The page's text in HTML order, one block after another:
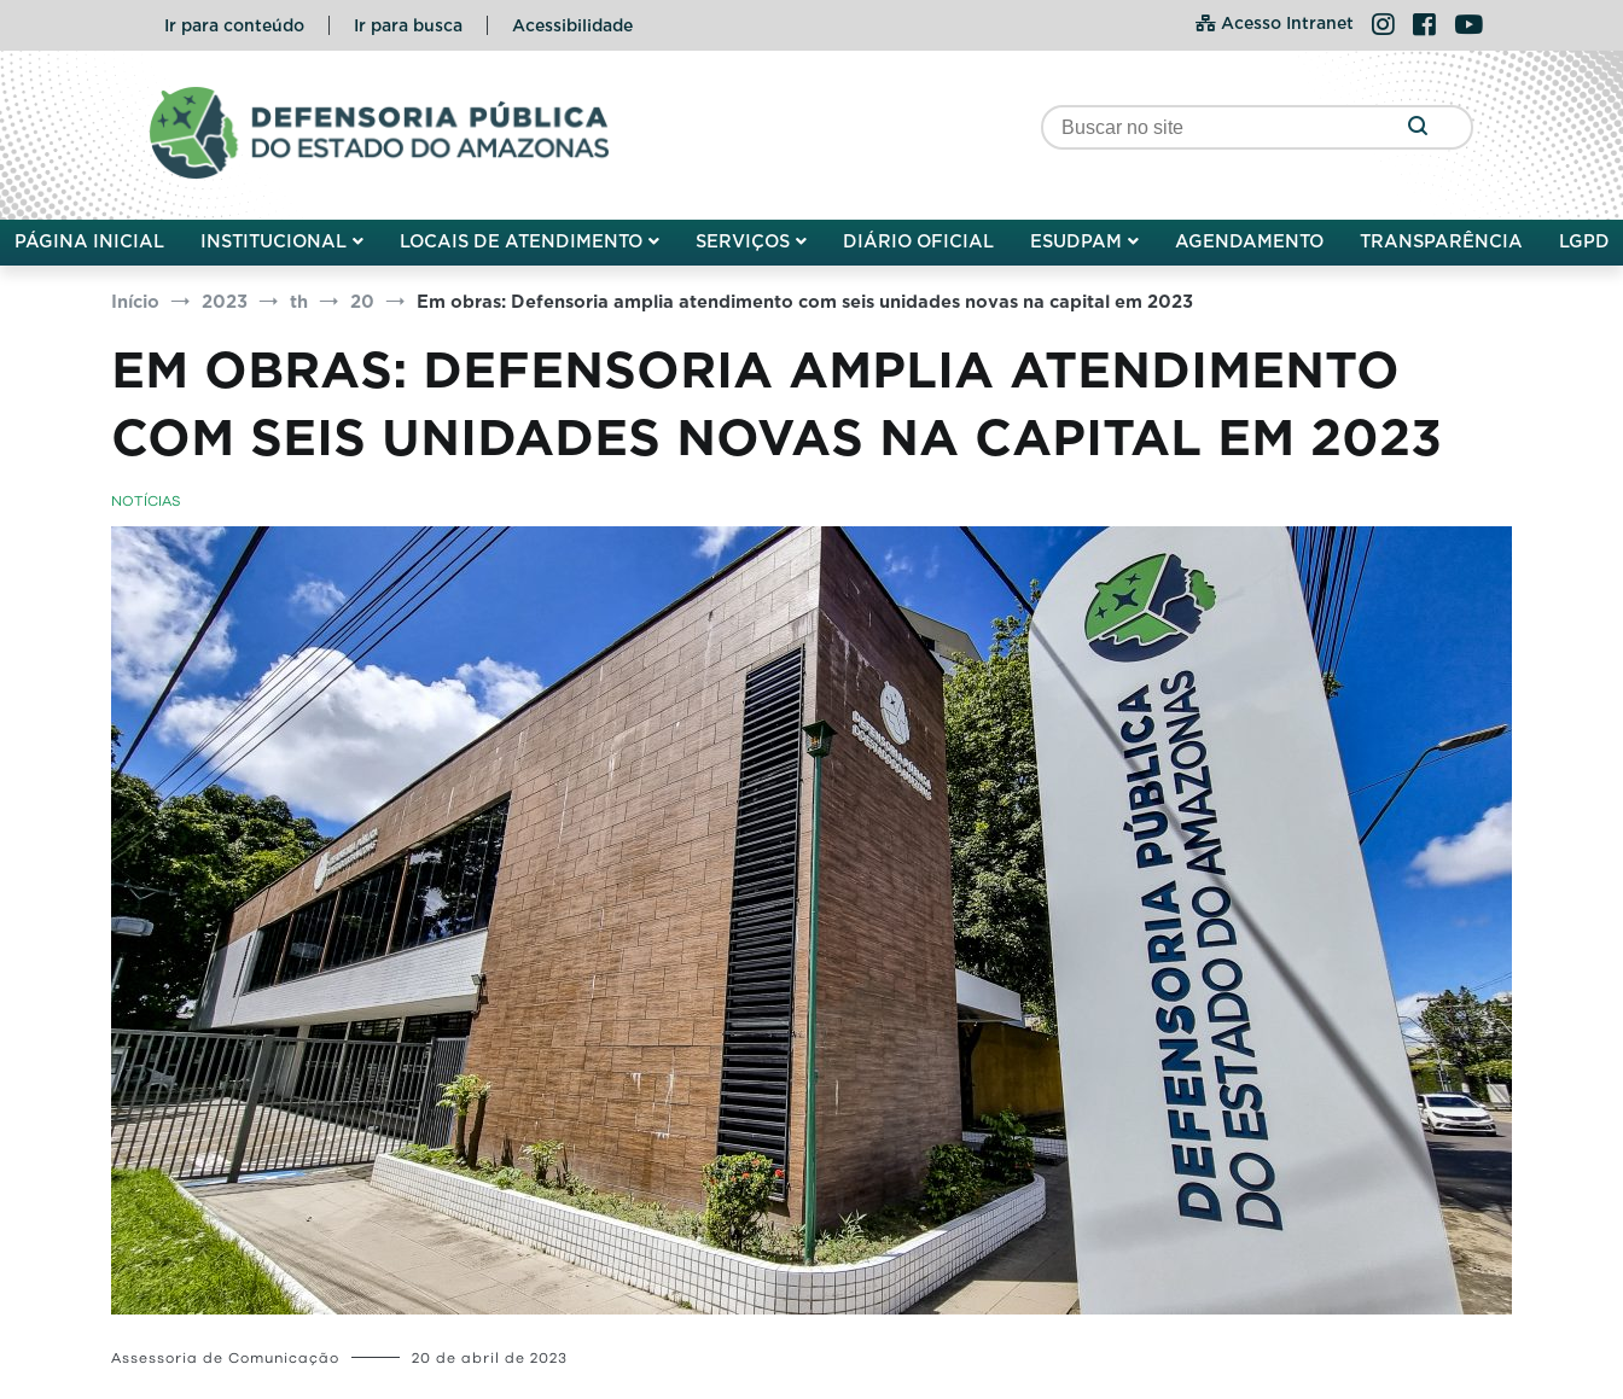
o
conteúdo
Ir para conteúdo Ir para busca Acessibilidade Acesso Intranet Instagram
FacebookYouTube
Defensoria Pública do Estado do Amazonas
PÁGINA INICIAL INSTITUCIONAL LOCAIS DE ATENDIMENTO SERVIÇOS DIÁRIO OFICIAL ESUDPAM AGENDAMENTO TRANSPARÊNCIA LGPD
Início 2023 th 20 Em obras: Defensoria amplia atendimento com seis unidades novas na capital em 2023
EM OBRAS: DEFENSORIA AMPLIA ATENDIMENTO
COM SEIS UNIDADES NOVAS NA CAPITAL EM 2023
NOTÍCIAS
Assessoria de Comunicação 20 de abril de 2023